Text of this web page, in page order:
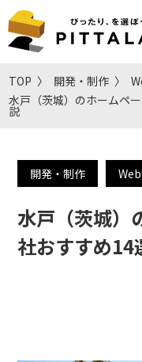
TOP 開発・制作
水戸（茨城）のホームペ
説
開発・制作
水戸（茨城）
社おすすめ14